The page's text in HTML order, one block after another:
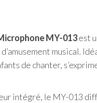
MY-013est
musical.
de chanter,
intégré, le MY-013